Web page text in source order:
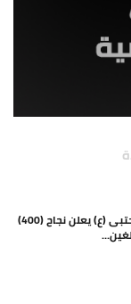
مستشفى الإمام الحسن المجتبى (ع) يعلن نجاح (400)